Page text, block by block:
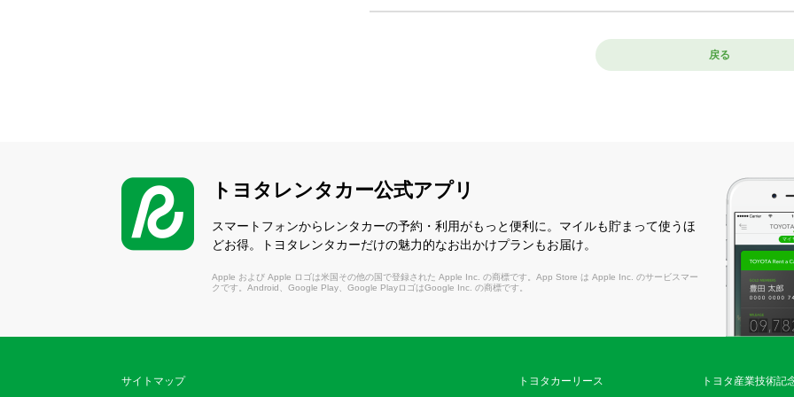
戻る
トヨタレンタカー公式アプリ
スマートフォンからレンタカーの予約・利用がもっと便利に。マイルも貯まって使うほ
どお得。トヨタレンタカーだけの魅力的なお出かけプランもお届け。
Apple および Apple ロゴは米国その他の国で登録された Apple Inc. の商標です。App Store は Apple Inc. のサービスマー
クです。Android、Google Play、Google PlayロゴはGoogle Inc. の商標です。
サイトマップ トヨタカーリース トヨタ産業技術記